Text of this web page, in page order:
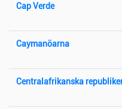
Cap Verde
Caymanöarna
Centralafrikanska